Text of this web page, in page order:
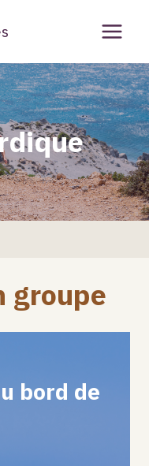
groupe
bord de